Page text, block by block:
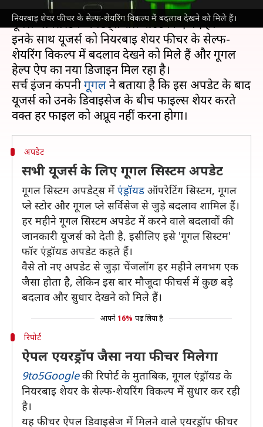
नियरबाइ शेयर फीचर के सेल्फ-शेयरिंग विकल्प में बदलाव देखने को मिले हैं।
एंड्रॉयड स्मार्टफोन यूजर्स के लिए मई महीने की शुरुआत में
गूगल प्ले सिस्टम अपडेट्स रोलआउट किए गए हैं।
इनके साथ यूजर्स को नियरबाइ शेयर फीचर के सेल्फ-
शेयरिंग विकल्प में बदलाव देखने को मिले हैं और गूगल
हेल्प ऐप का नया डिजाइन मिल रहा है।
सर्च इंजन कंपनीगूगलने बताया है कि इस अपडेट के बाद
यूजर्स को उनके डिवाइसेज के बीच फाइल्स शेयर करते
अपडेट
सभी यूजर्स के लिए गूगल सिस्टम अपडेट
गूगल सिस्टम अपडेट्स में एंड्रॉयड ऑपरेटिंग सिस्टम, गूगल
प्ले स्टोर और गूगल प्ले सर्विसेज से जुड़े बदलाव शामिल हैं।
हर महीने गूगल सिस्टम अपडेट में करने वाले बदलावों की
जानकारी यूजर्स को देती है, इसीलिए इसे 'गूगल सिस्टम'
फॉर एंड्रॉयड अपडेट कहते हैं।
वैसे तो नए अपडेट से जुड़ा चेंजलॉग हर महीने लगभग एक
जैसा होता है, लेकिन इस बार मौजूदा फीचर्स में कुछ बड़े
बदलाव और सुधार देखने को मिले हैं।
आपने 16% पढ़ लिया है
रिपोर्ट
ऐपल एयरड्रॉप जैसा नया फीचर मिलेगा
9to5Google की रिपोर्ट के मुताबिक, गूगल एंड्रॉयड के
नियरबाइ शेयर के सेल्फ-शेयरिंग विकल्प में सुधार कर रही
है।
यह फीचर ऐपल डिवाइसेज में मिलने वाले एयरड्रॉप फीचर